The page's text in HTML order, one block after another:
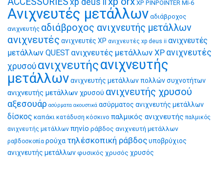
xp deus ii XP PINPOINTER MI-6
Ανιχνευτές μετάλλων αδιάβροχος
ανιχνευτής αδιάβροχος ανιχνευτής μετάλλων
ανιχνευτές ανιχνευτές XP ανιχνευτές xp deus ii ανιχνευτές
μετάλλων QUEST ανιχνευτές μετάλλων XP ανιχνευτές
χρυσού ανιχνευτήςανιχνευτής
μετάλλωνανιχνευτής μετάλλων πολλών συχνοτήτων
ανιχνευτής μετάλλων χρυσού ανιχνευτής χρυσού
αξεσουάρ ασύρματα ακουστικά ασύρματος ανιχνευτής μετάλλων
δίσκος καπάκι κατάδυση κόσκινο παλμικός ανιχνευτής παλμικός
ανιχνευτής μετάλλων πηνίο ράβδος ανιχνευτή μετάλλων
ραβδοσκοπία ρούχα τηλέσκοπική ράβδοςυποβρύχιος
ανιχνευτής μετάλλωνφυσικός χρυσός χρυσός